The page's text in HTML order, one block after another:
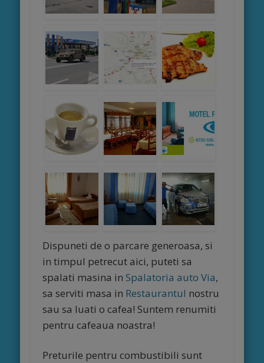
Dispuneti de o parcare generoasa, si
in timpul petrecut aici, puteti sa
spalati masina inSpalatoria auto Via,
sa serviti masa in Restaurantul nostru
sau sa luati o cafea! Suntem renumiti
pentru cafeaua noastra!
Preturile pentru combustibili sunt